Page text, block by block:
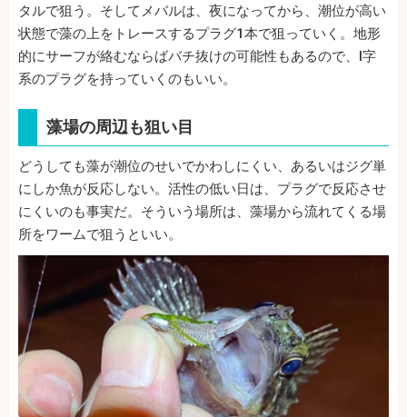
タルで狙う。そしてメバルは、夜になってから、潮位が高い
状態で藻の上をトレースするプラグ1本で狙っていく。地形
的にサーフが絡むならばバチ抜けの可能性もあるので、I字
系のプラグを持っていくのもいい。
藻場の周辺も狙い目
どうしても藻が潮位のせいでかわしにくい、あるいはジグ単
にしか魚が反応しない。活性の低い日は、プラグで反応させ
にくいのも事実だ。そういう場所は、藻場から流れてくる場
所をワームで狙うといい。